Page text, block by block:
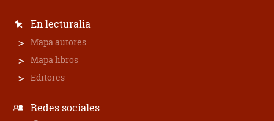
En lecturalia
Mapa autores
Mapa libros
Editores
Redes sociales